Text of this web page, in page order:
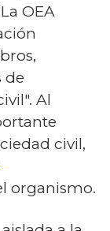
OEA
de
Al
civil,
organismo.